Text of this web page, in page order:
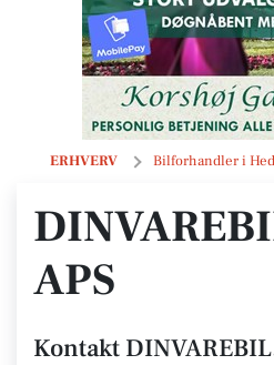
ERHVERV Bilforhandler i
DINVAREBIL.dk ApS
APS
Kontakt